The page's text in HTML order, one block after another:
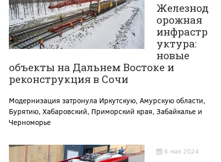
Железнод
орожная
инфрастр
уктура:
новые
объекты на Дальнем Востоке и
реконструкция в Сочи
Модернизация затронула Иркутскую, Амурскую области,
Бурятию, Хабаровский, Приморский края, Забайкалье и
Черноморье
6 мая 2024